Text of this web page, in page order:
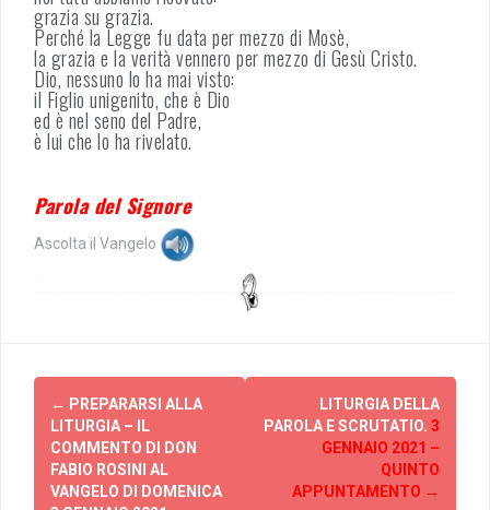
grazia su grazia.
Perché la Legge fu data per mezzo di Mosè,
la grazia e la verità vennero per mezzo di Gesù Cristo.
Dio, nessuno lo ha mai visto:
il Figlio unigenito, che è Dio
ed è nel seno del Padre,
è lui che lo ha rivelato.
Parola del Signore
Ascolta il Vangelo
Post
navigation
← PREPARARSI ALLA
LITURGIA – IL
COMMENTO DI DON
FABIO ROSINI AL
VANGELO DI DOMENICA
LITURGIA DELLA
PAROLA E SCRUTATIO. 3
GENNAIO 2021 –
QUINTO
APPUNTAMENTO →